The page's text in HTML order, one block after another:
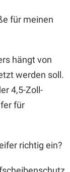
für meinen
hängt von
werden soll.
4,5-Zoll-
für
richtig ein?